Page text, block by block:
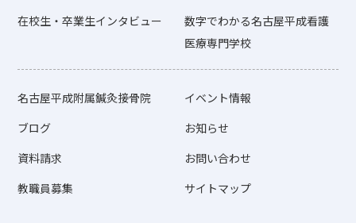
在校生・卒業生インタビュー
数字でわかる名古屋平成看護
医療専門学校
名古屋平成附属鍼灸接骨院
イベント情報
ブログ
お知らせ
資料請求
お問い合わせ
教職員募集
サイトマップ